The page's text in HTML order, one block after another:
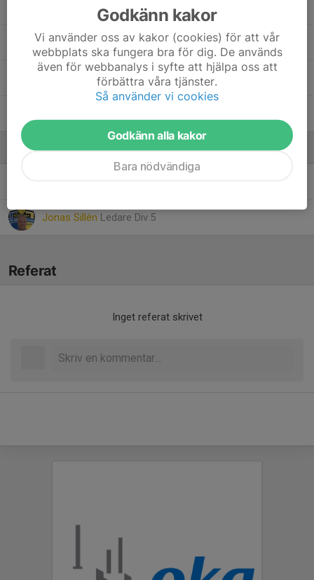
Tuva Sandgren , F08
Meja Sillén, F09
Hanna Sånglöf
Ledare
Jonas Sillén Ledare Div.5
Referat
Inget referat skrivet
Godkänn kakor
Vi använder oss av kakor (cookies) för att vår
webbplats ska fungera bra för dig. De används
även för webbanalys i syfte att hjälpa oss att
förbättra våra tjänster.
Så använder vi cookies
Godkänn alla kakor
Bara nödvändiga